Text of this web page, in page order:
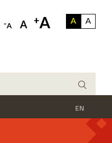
A
A
-A A +A
EN